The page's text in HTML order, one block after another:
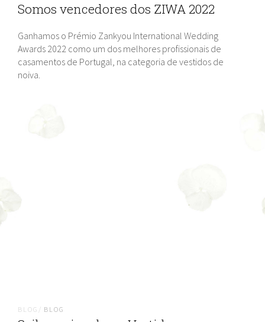
Somos vencedores dos ZIWA 2022
Ganhamos o Prémio Zankyou International Wedding
Awards 2022 como um dos melhores profissionais de
casamentos de Portugal, na categoria de vestidos de
noiva.
BLOG/ BLOG